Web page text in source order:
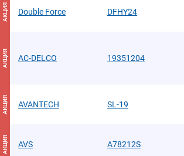
АКЦИЯ Double Force DFHY24
АКЦИЯ AC-DELCO 19351204
АКЦИЯ AVANTECH SL-19
АКЦИЯ AVS A78212S